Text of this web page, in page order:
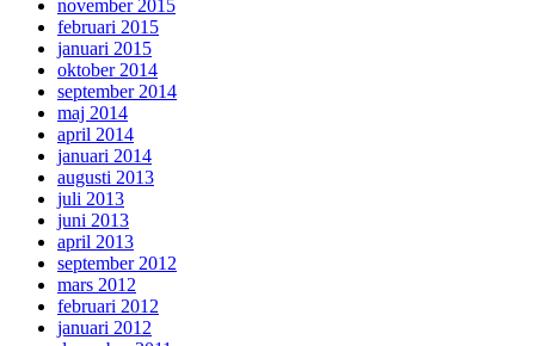
november 2015
februari 2015
januari 2015
oktober 2014
september 2014
maj 2014
april 2014
januari 2014
augusti 2013
juli 2013
juni 2013
april 2013
september 2012
mars 2012
februari 2012
januari 2012